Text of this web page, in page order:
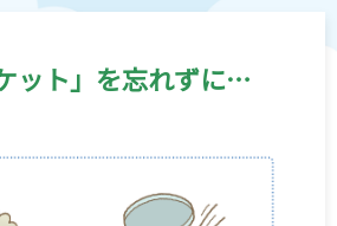
ット」を忘れずに…